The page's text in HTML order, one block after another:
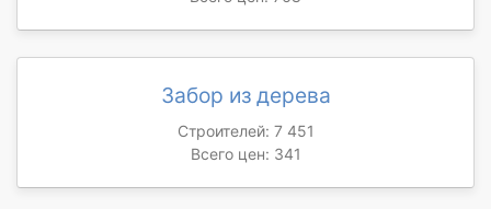
Забор из дерева
Строителей: 7 451
Всего цен: 341